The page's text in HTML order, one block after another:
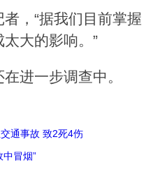
，“据我们目前掌握
大的影响。”
进一步调查中。
通事故 致2死4伤
中冒烟”